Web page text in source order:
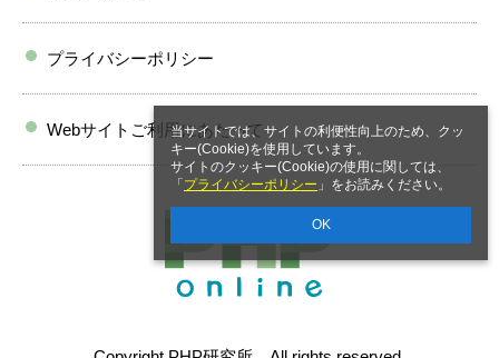
当サイトでは、サイトの利便性向上のため、クッ
キー(Cookie)を使用しています。
サイトのクッキー(Cookie)の使用に関しては、
「 プライバシーポリシー 」をお読みください。
OK
プライバシーポリシー
Webサイトご利用にあたって